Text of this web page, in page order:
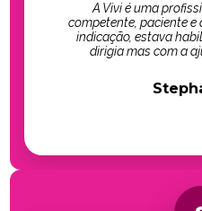
A Vivi é uma
competente, paciente e
indicação, estava
dirigia mas com a